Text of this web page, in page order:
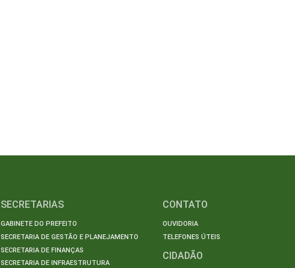
SECRETARIAS
GABINETE DO PREFEITO
SECRETARIA DE GESTÃO E PLANEJAMENTO
SECRETARIA DE FINANÇAS
SECRETARIA DE INFRAESTRUTURA
CONTATO
OUVIDORIA
TELEFONES ÚTEIS
CIDADÃO